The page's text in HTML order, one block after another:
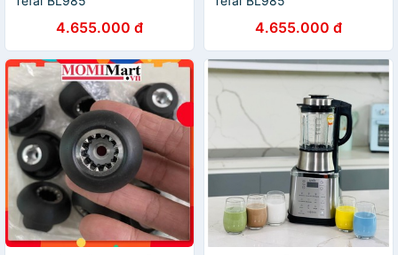
4.655.000 đ 4.655.000 đ